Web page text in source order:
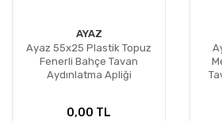
AYAZ
Ayaz 55x25 Plastik Topuz
Fenerli Bahçe Tavan
Aydınlatma Apliği
0,00 TL